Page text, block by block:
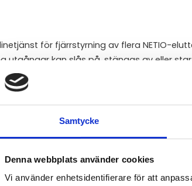
Samtycke
Denna webbplats använder cookies
Vi använder enhetsidentifierare för att
för fjärrstyrning av flera NETIO-
utgångar kan slås på, stängas av eller
Obegränsat antal NETIO-enheter kan
- Krediter Demokonto Video